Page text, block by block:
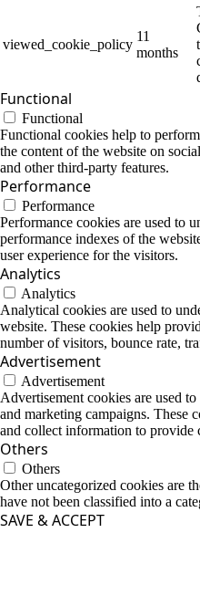
viewed_cookie_policy
11
months
Functional
Functional
Functional cookies help to
the content of the website on
and other third-party features.
Performance
Performance
Performance cookies are used to
performance indexes of the
user experience for the visitors.
Analytics
Analytics
Analytical cookies are used to
website. These cookies help
number of visitors, bounce rate,
Advertisement
Advertisement
Advertisement cookies are used
and marketing campaigns. These
and collect information to provide
Others
Others
Other uncategorized cookies are
have not been classified into a
SAVE & ACCEPT